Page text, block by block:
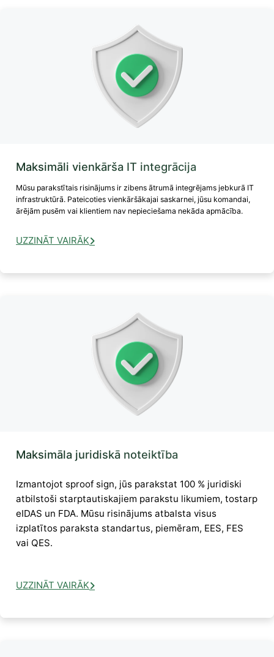
Maksimāli vienkārša IT integrācija
Mūsu parakstītais risinājums ir zibens ātrumā integrējams jebkurā IT
infrastruktūrā. Pateicoties vienkāršākajai saskarnei, jūsu komandai,
ārējām pusēm vai klientiem nav nepieciešama nekāda apmācība.
UZZINĀT VAIRĀK
Maksimāla juridiskā noteiktība
Izmantojot sproof sign, jūs parakstat 100 % juridiski
atbilstoši starptautiskajiem parakstu likumiem, tostarp
eIDAS un FDA. Mūsu risinājums atbalsta visus
izplatītos paraksta standartus, piemēram, EES, FES
vai QES.
UZZINĀT VAIRĀK